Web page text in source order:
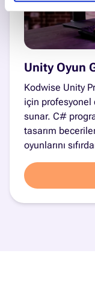
Unity Oyun
Kodwise Unity
için profesyonel
sunar. C#
tasarım
oyunlarını